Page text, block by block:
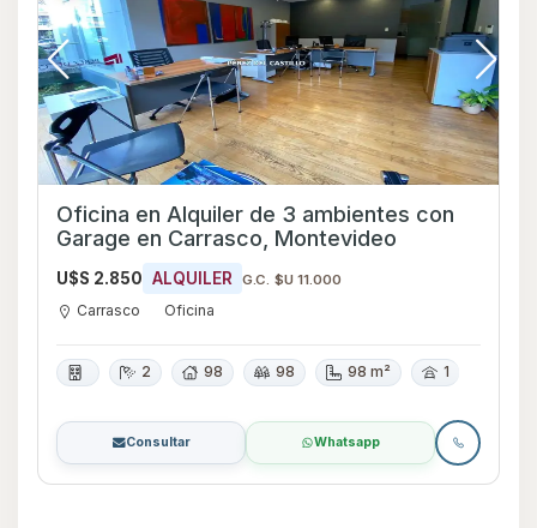
Oficina en Alquiler de 3 ambientes con
Garage en Carrasco, Montevideo
U$S 2.850 ALQUILER G.C. $U 11.000
Carrasco Oficina
2 98 98 98 m² 1
Consultar Whatsapp